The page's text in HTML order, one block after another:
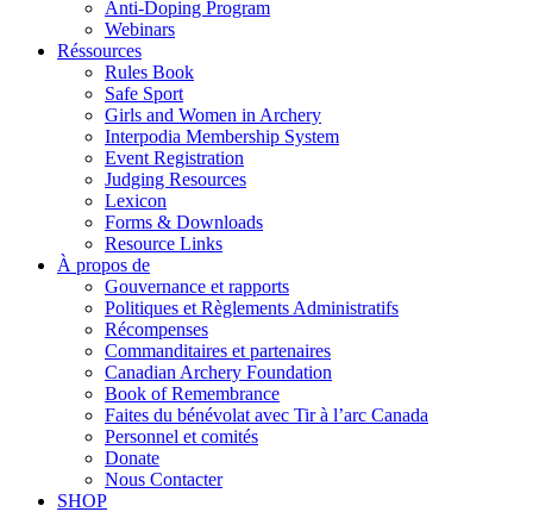
Anti-Doping Program
Webinars
Réssources
Rules Book
Safe Sport
Girls and Women in Archery
Interpodia Membership System
Event Registration
Judging Resources
Lexicon
Forms & Downloads
Resource Links
À propos de
Gouvernance et rapports
Politiques et Règlements Administratifs
Récompenses
Commanditaires et partenaires
Canadian Archery Foundation
Book of Remembrance
Faites du bénévolat avec Tir à l’arc Canada
Personnel et comités
Donate
Nous Contacter
SHOP